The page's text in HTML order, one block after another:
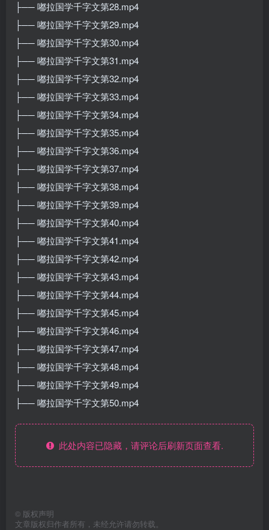
├── 嘟拉国学千字文第28.mp4
├── 嘟拉国学千字文第29.mp4
├── 嘟拉国学千字文第30.mp4
├── 嘟拉国学千字文第31.mp4
├── 嘟拉国学千字文第32.mp4
├── 嘟拉国学千字文第33.mp4
├── 嘟拉国学千字文第34.mp4
├── 嘟拉国学千字文第35.mp4
├── 嘟拉国学千字文第36.mp4
├── 嘟拉国学千字文第37.mp4
├── 嘟拉国学千字文第38.mp4
├── 嘟拉国学千字文第39.mp4
├── 嘟拉国学千字文第40.mp4
├── 嘟拉国学千字文第41.mp4
├── 嘟拉国学千字文第42.mp4
├── 嘟拉国学千字文第43.mp4
├── 嘟拉国学千字文第44.mp4
├── 嘟拉国学千字文第45.mp4
├── 嘟拉国学千字文第46.mp4
├── 嘟拉国学千字文第47.mp4
├── 嘟拉国学千字文第48.mp4
├── 嘟拉国学千字文第49.mp4
├── 嘟拉国学千字文第50.mp4
此处内容已隐藏，请评论后刷新页面查看.
© 版权声明
文章版权归作者所有，未经允许请勿转载。